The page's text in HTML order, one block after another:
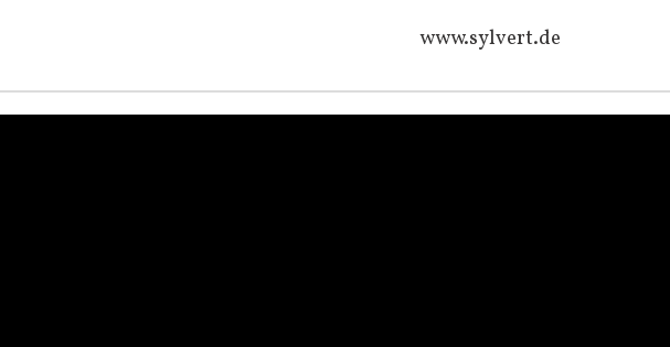
www.sylvert.de